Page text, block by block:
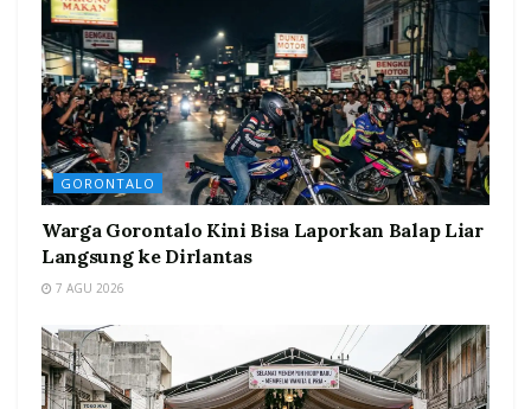
GORONTALO
Warga Gorontalo Kini Bisa Laporkan Balap Liar
Langsung ke Dirlantas
7 AGU 2026